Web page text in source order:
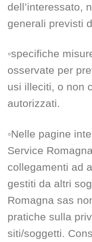
dell’interessato,
generali previsti
◦specifiche
osservate per
usi illeciti, o non
autorizzati.
◦Nelle pagine
Service
collegamenti ad
gestiti da altri
Romagna sas
pratiche sulla
siti/soggetti.